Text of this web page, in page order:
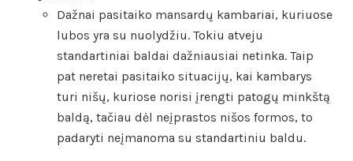
Dažnai pasitaiko mansardų kambariai, kuriuose
lubos yra su nuolydžiu. Tokiu atveju
standartiniai baldai dažniausiai netinka. Taip
pat neretai pasitaiko situacijų, kai kambarys
turi nišų, kuriose norisi įrengti patogų minkštą
baldą, tačiau dėl neįprastos nišos formos, to
padaryti neįmanoma su standartiniu baldu.